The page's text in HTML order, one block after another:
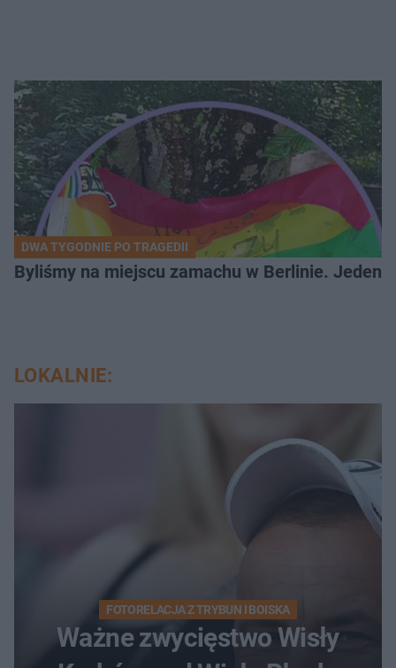
DWA TYGODNIE PO TRAGEDII
Byliśmy na miejscu zamachu w Berlinie. Jeden
LOKALNIE:
FOTORELACJA Z TRYBUN I BOISKA
Ważne zwycięstwo Wisły